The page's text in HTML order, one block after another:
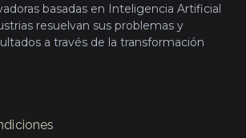
basadas en Inteligencia Artificial
resuelvan sus problemas y
a través de la transformación